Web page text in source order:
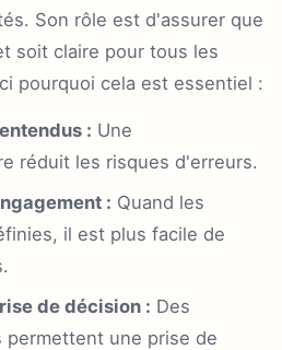
Son rôle est d'assurer que
soit claire pour tous les
pourquoi cela est essentiel :
: Une
réduit les risques d'erreurs.
: Quand les
il est plus facile de
de décision : Des
permettent une prise de